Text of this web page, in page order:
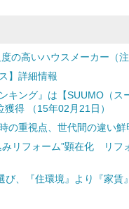
の高いハウスメーカー（
】詳細情報
キング』は【SUUMO（
得 （15年02月21日）
の重視点、世代間の違い鮮
みリフォーム”顕在化 リ
び、『住環境』より『家賃